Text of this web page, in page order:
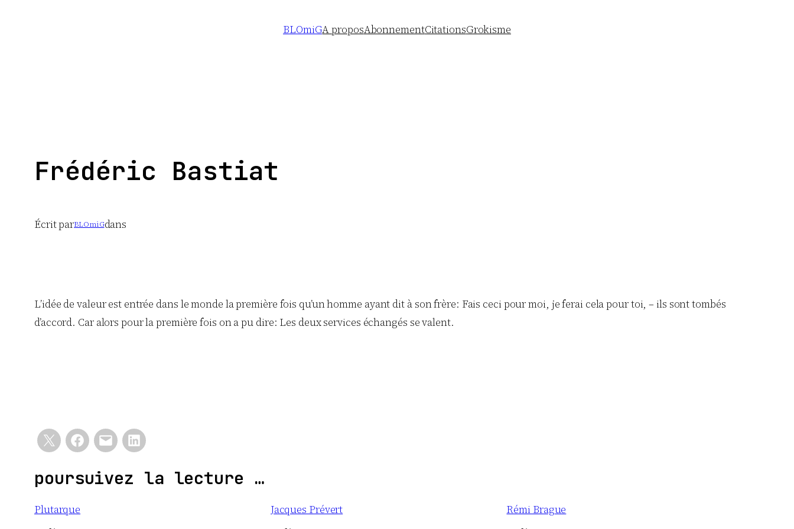
BLOmiGA proposAbonnementCitationsGrokisme
Frédéric Bastiat
Écrit parBLOmiGdans
L’idée de valeur est entrée dans le monde la première fois qu’un homme ayant dit à son frère: Fais ceci pour moi, je ferai cela pour toi, – ils sont tombés
d’accord. Car alors pour la première fois on a pu dire: Les deux services échangés se valent.
poursuivez la lecture …
Plutarque
Jacques Prévert
Rémi Brague